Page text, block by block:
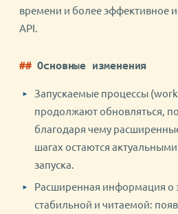
времени и более эффективное
API.
Основные изменения
Запускаемые процессы
продолжают обновляться,
благодаря чему
шагах остаются
запуска.
Расширенная информация о
стабильной и читаемой: